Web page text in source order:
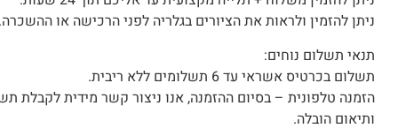
ניתן להזמין ולראות את הציורים בגלריה לפני הרכישה או
תנאי תשלום נוחים:
תשלום בכרטיס אשראי עד 6 תשלומים ללא ריבית.
הזמנה טלפונית – בסיום ההזמנה, אנו ניצור קשר מידית לקבלת
ותיאום הובלה.